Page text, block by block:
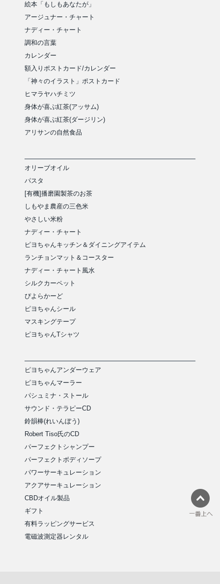
絵本「もしもあなたが」
アージュナー・チャート
ナディー・チャート
調和の言葉
カレンダー
額入りポストカード/カレンダー
「神々のイラスト」ポストカード
ヒマラヤハチミツ
身体が喜ぶ紅茶(アッサム)
身体が喜ぶ紅茶(ダージリン)
アリサンの自然食品
オリーブオイル
パスタ
[有機]播磨園製茶のお茶
しもやま農産の三色米
やさしい米粉
ナディー・チャート
ピヨちゃんキッチン＆ダイニングアイテム
ランチョンマット＆コースター
ナディー・チャート風水
シルクカーペット
ぴよらかーど
ピヨちゃんシール
マスキングテープ
ピヨちゃんTシャツ
ピヨちゃんアンダーウェア
ピヨちゃんマーラー
パシュミナ・ストール
サウンド・テラピーCD
鈴韻棒(れいんぼう)
Robert Tiso氏のCD
パーフェクトシャンプー
パーフェクトボディソープ
パワーサーキュレーション
アクアサーキュレーション
CBDオイル製品
ギフト
有料ラッピングサービス
電磁波測定器レンタル